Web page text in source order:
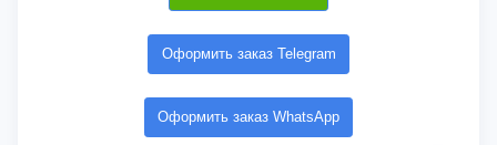
Оформить заказ Telegram
Оформить заказ WhatsApp